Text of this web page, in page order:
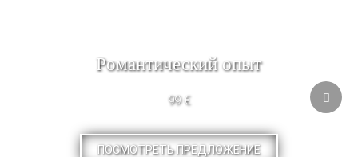
Pомантический опыт
99 €
ПОСМОТРЕТЬ ПРЕДЛОЖЕНИЕ